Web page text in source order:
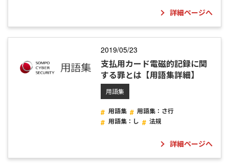
詳細ページへ
2019/05/23
支払用カード電磁的記録に関
する罪とは【用語集詳細】
用語集
用語集
用語集：さ行
用語集：し
法規
詳細ページへ